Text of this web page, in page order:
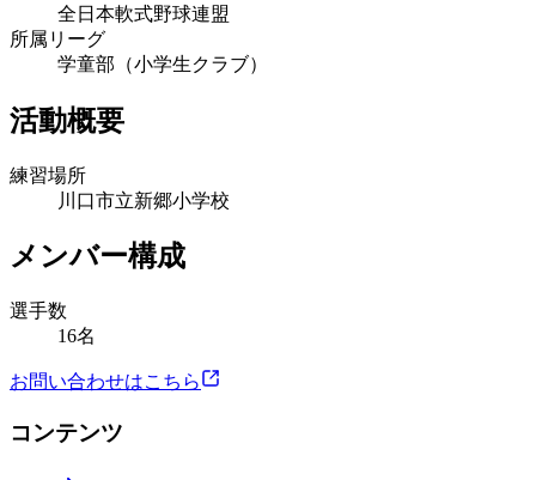
全日本軟式野球連盟
所属リーグ
学童部（小学生クラブ）
活動概要
練習場所
川口市立新郷小学校
メンバー構成
選手数
16名
お問い合わせはこちら
コンテンツ